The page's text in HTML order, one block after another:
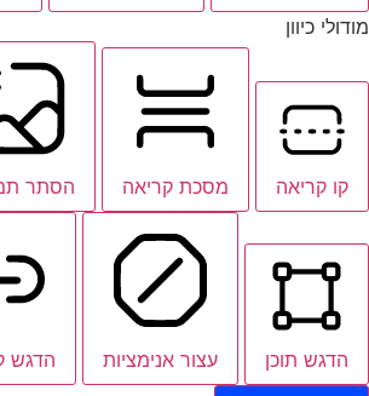
מודולי כיוון
קו קריאה מסכת קריאה הסתר
הדגש תוכן עצור אנימציות הדגש